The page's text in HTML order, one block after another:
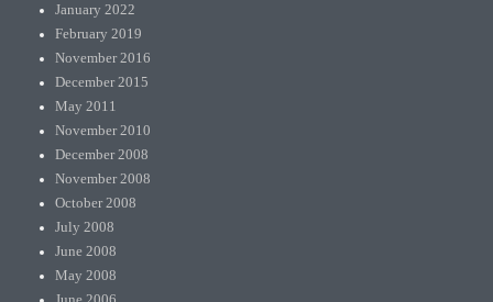
January 2022
February 2019
November 2016
December 2015
May 2011
November 2010
December 2008
November 2008
October 2008
July 2008
June 2008
May 2008